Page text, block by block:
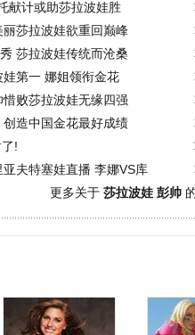
献计或助莎拉波娃胜
莎拉波娃欲重回巅峰
莎拉波娃传统而沧桑
第一 娜姐领衔金花
败莎拉波娃无缘四强
造中国金花最好成绩
!
夫特塞娃直播 李娜VS库
更多关于 莎拉波娃 彭帅